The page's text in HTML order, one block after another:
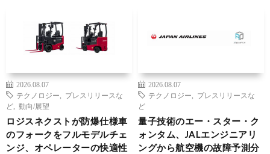
2026.08.07
テクノロジー
プレスリリースな
ど
動向/展望
ロジスネクストが防爆仕様車
のフォークをフルモデルチェ
ンジ、オペレーターの快適性
2026.08.07
テクノロジー
プレスリリースな
ど
量子技術のエー・スター・ク
ォンタム、JALエンジニアリ
ングから航空機の故障予測分